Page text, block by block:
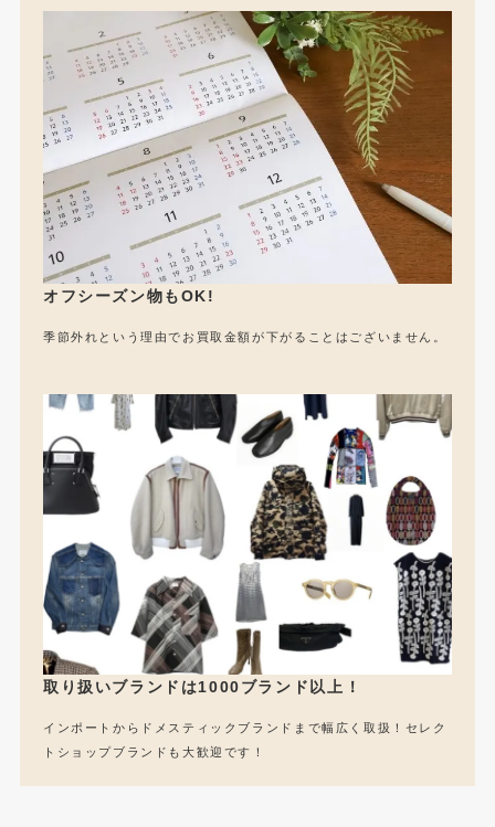
オフシーズン物もOK!
季節外れという理由でお買取金額が下がることはございません。
取り扱いブランドは1000ブランド以上！
インポートからドメスティックブランドまで幅広く取扱！セレク
トショップブランドも大歓迎です！